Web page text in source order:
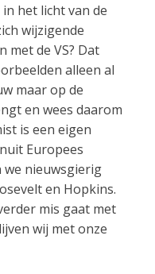
het licht van de
wijzigende
met de VS? Dat
alleen al
maar op de
en wees daarom
is een eigen
Europees
nieuwsgierig
en Hopkins.
mis gaat met
wij met onze